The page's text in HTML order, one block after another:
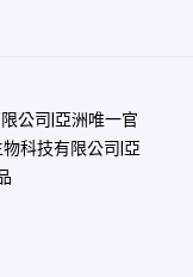
公司|亞洲唯一官
科技有限公司|亞